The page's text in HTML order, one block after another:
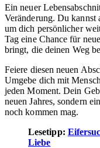
Ein neuer
Veränderung. Du kannst
um dich persönlicher
Tag eine Chance für
bringt, die deinen Weg
Feiere diesen neuen
Umgebe dich mit
jeden Moment. Dein
neuen Jahres, sondern
noch kommen mag.
Lesetipp:
Liebe